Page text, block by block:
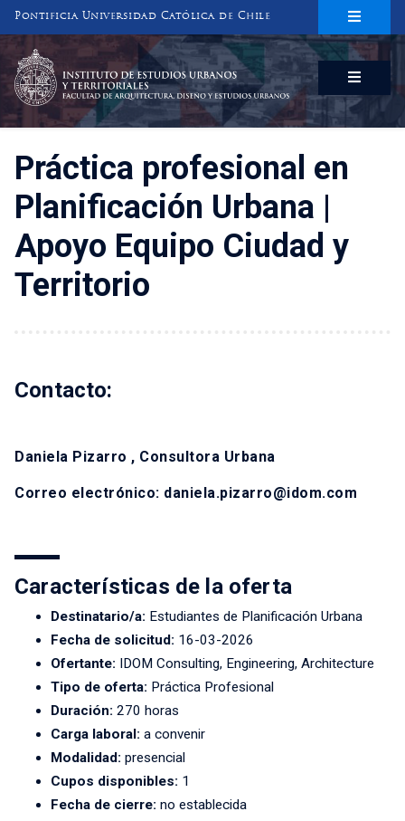
Pontificia Universidad Católica de Chile
INSTITUTO DE ESTUDIOS URBANOS
Y TERRITORIALES
FACULTAD DE ARQUITECTURA, DISEÑO Y ESTUDIOS URBANOS
Práctica profesional en
Planificación Urbana |
Apoyo Equipo Ciudad y
Territorio
Contacto:
Daniela Pizarro , Consultora Urbana
Correo electrónico: daniela.pizarro@idom.com
Características de la oferta
Destinatario/a: Estudiantes de Planificación Urbana
Fecha de solicitud: 16-03-2026
Ofertante: IDOM Consulting, Engineering, Architecture
Tipo de oferta: Práctica Profesional
Duración: 270 horas
Carga laboral: a convenir
Modalidad: presencial
Cupos disponibles: 1
Fecha de cierre: no establecida